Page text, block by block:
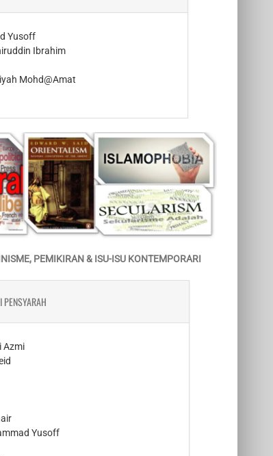
Yusoff
Ibrahim
Mohd@Amat
PEMIKIRAN & ISU-ISU KONTEMPORARI
PENSYARAH
Azmi
Yusoff